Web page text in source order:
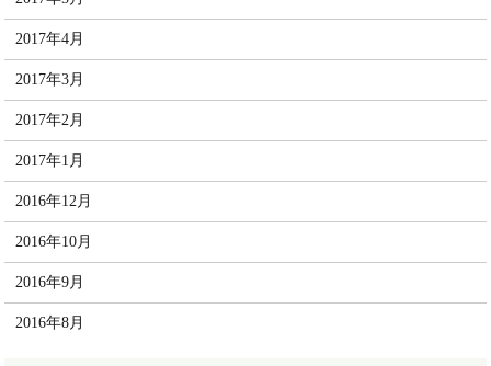
2017年4月
2017年3月
2017年2月
2017年1月
2016年12月
2016年10月
2016年9月
2016年8月